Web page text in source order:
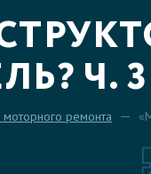
Ч. 3
моторного ремонта